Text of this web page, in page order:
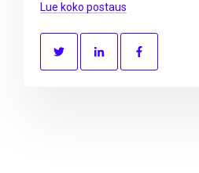
Lue koko postaus